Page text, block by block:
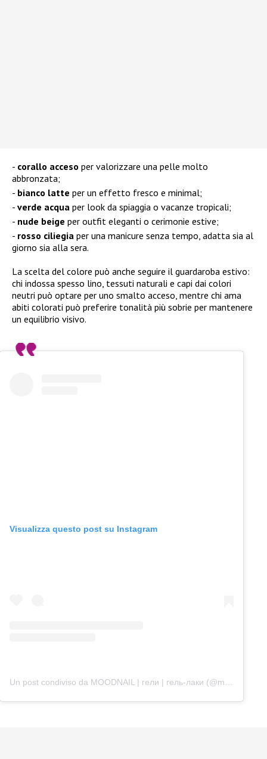
corallo acceso per valorizzare una pelle molto
abbronzata;
bianco latte per un effetto fresco e minimal;
verde acqua per look da spiaggia o vacanze tropicali;
nude beige per outfit eleganti o cerimonie estive;
rosso ciliegia per una manicure senza tempo, adatta sia al
giorno sia alla sera.
La scelta del colore può anche seguire il guardaroba estivo:
chi indossa spesso lino, tessuti naturali e capi dai colori
neutri può optare per uno smalto acceso, mentre chi ama
abiti colorati può preferire tonalità più sobrie per mantenere
un equilibrio visivo.
Visualizza questo post su Instagram